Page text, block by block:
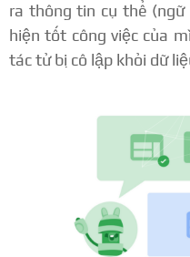
ra thông tin cụ thể (ngữ
hiện tốt công việc của
tác tử bị cô lập khỏi dữ